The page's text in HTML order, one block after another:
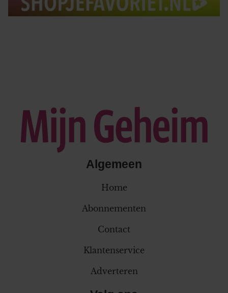
Algemeen
Home
Abonnementen
Contact
Klantenservice
Adverteren